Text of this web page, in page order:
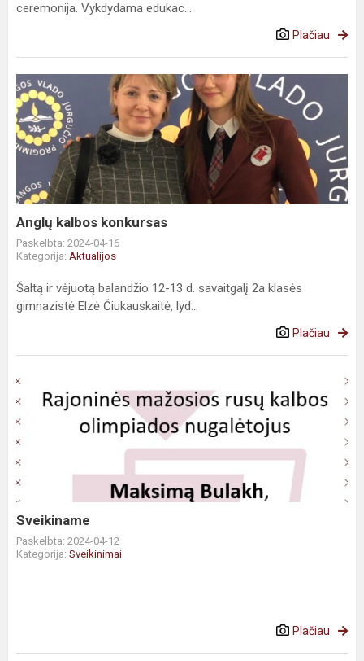
ceremonija. Vykdydama edukac...
Plačiau
Anglų kalbos konkursas
Paskelbta: 2024-04-16
Kategorija: Aktualijos
Šaltą ir vėjuotą balandžio 12-13 d. savaitgalį 2a klasės
gimnazistė Elzė Čiukauskaitė, lyd...
Plačiau
Sveikiname
Paskelbta: 2024-04-12
Kategorija: Sveikinimai
Plačiau